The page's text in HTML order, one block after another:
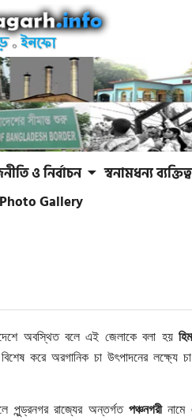
ও নির্বাচন স্বনামধন্য ব্যক্তিত্ব
Photo Gallery
অবস্থিত বলে এই জেলাকে বলা হয়
করে অরগানিক চা উৎপাদনের লক্ষ্যে চা
পুন্ড্রনগর রাজ্যের অন্তর্গত পঞ্চনগরীনামে